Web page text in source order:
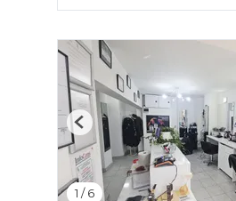
1 /6
Previous